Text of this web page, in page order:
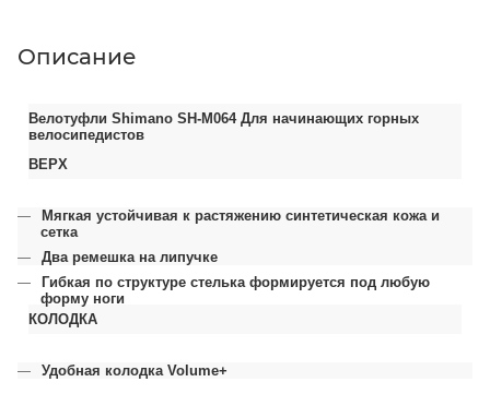
Описание
Велотуфли Shimano SH-M064 Для начинающих горных
велосипедистов
ВЕРХ
Мягкая устойчивая к растяжению синтетическая кожа и
сетка
Два ремешка на липучке
Гибкая по структуре стелька формируется под любую
форму ноги
КОЛОДКА
Удобная колодка Volume+